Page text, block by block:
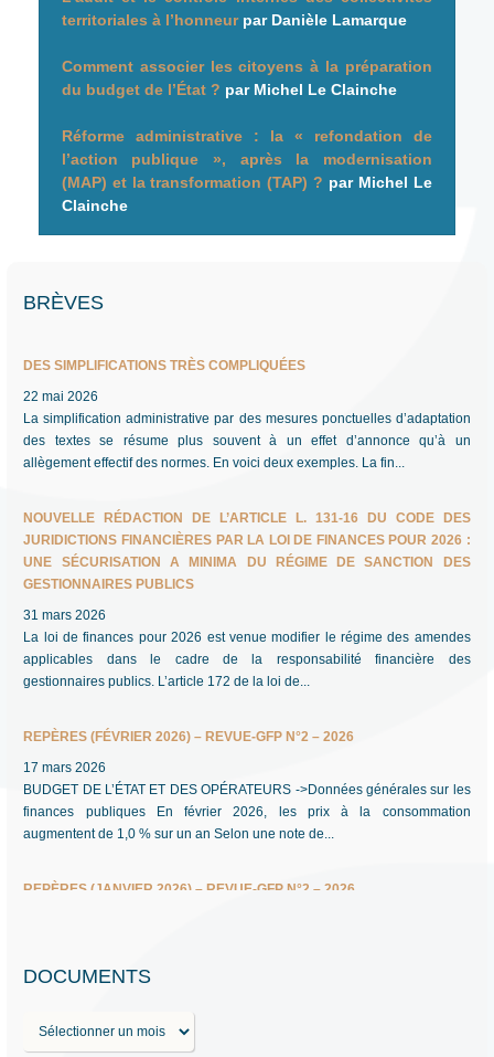
BRÈVES
DES SIMPLIFICATIONS TRÈS COMPLIQUÉES
22 mai 2026
La simplification administrative par des mesures ponctuelles d’adaptation
des textes se résume plus souvent à un effet d’annonce qu’à un
allègement effectif des normes. En voici deux exemples. La fin...
NOUVELLE RÉDACTION DE L’ARTICLE L. 131-16 DU CODE DES
JURIDICTIONS FINANCIÈRES PAR LA LOI DE FINANCES POUR 2026 :
UNE SÉCURISATION A MINIMA DU RÉGIME DE SANCTION DES
GESTIONNAIRES PUBLICS
31 mars 2026
La loi de finances pour 2026 est venue modifier le régime des amendes
applicables dans le cadre de la responsabilité financière des
gestionnaires publics. L’article 172 de la loi de...
REPÈRES (FÉVRIER 2026) – REVUE-GFP N°2 – 2026
17 mars 2026
BUDGET DE L’ÉTAT ET DES OPÉRATEURS ->Données générales sur les
finances publiques En février 2026, les prix à la consommation
augmentent de 1,0 % sur un an Selon une note de...
REPÈRES (JANVIER 2026) – REVUE-GFP N°2 – 2026
une note de l’INSEE en date du 30 janvier 2026,...
BEST OF DES REPÈRES DE L’ANNÉE 2025 – REVUE-GFP N°1 – 2026
DOCUMENTS
o
territoriales à l’honneurpar Danièle Lamarque
Comment associer les citoyens à la préparation
du budget de l’État ? par Michel Le Clainche
Réforme administrative : la «
refondation de
l’action publique
», après la modernisation
(MAP) et la transformation (TAP) ? par Michel Le
Clainche